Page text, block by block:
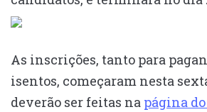
As inscrições, tanto para
isentos, começaram nesta
deverão ser feitas na página